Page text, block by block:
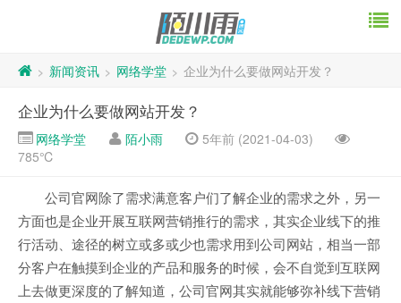
> 新闻资讯 > 网络学堂 > 企业为什么要做网站开发？
企业为什么要做网站开发？
网络学堂 陌小雨
5年前 (2021-04-03)
785℃
公司官网除了需求满意客户们了解企业的需求之外，另一
方面也是企业开展互联网营销推行的需求，其实企业线下的推
行活动、途径的树立或多或少也需求用到公司网站，相当一部
分客户在触摸到企业的产品和服务的时候，会不自觉到互联网
上去做更深度的了解知道，公司官网其实就能够弥补线下营销